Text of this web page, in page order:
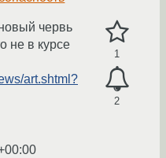
1
2
червь
не в курсе
art.shtml?